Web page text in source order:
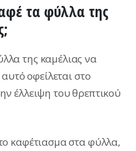
τα φύλλα της
της καμέλιας να
οφείλεται στο
έλλειψη του θρεπτικού
καφέτιασμα στα φύλλα,